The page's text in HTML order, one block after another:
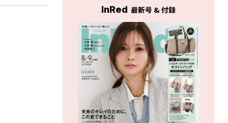
InRed 最新号 & 付録